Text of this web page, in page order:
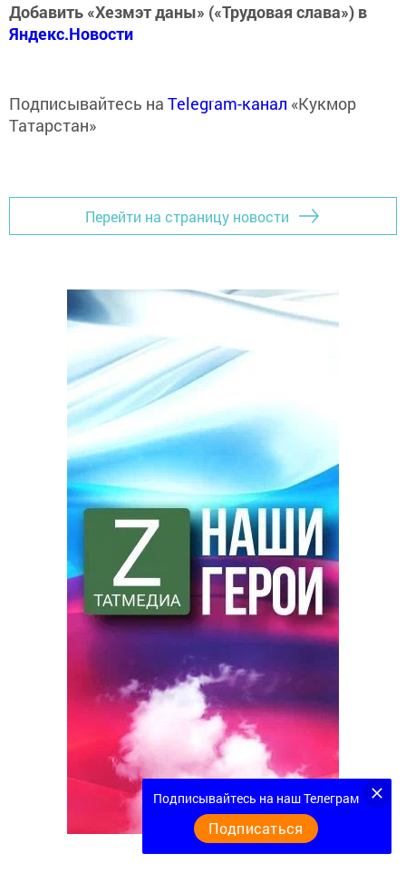
Добавить «Хезмэт даны» («Трудовая слава») в
Яндекс.Новости
Подписывайтесь на Telegram-канал «Кукмор
Татарстан»
Перейти на страницу новости
Подписывайтесь на наш Телеграм
Подписаться